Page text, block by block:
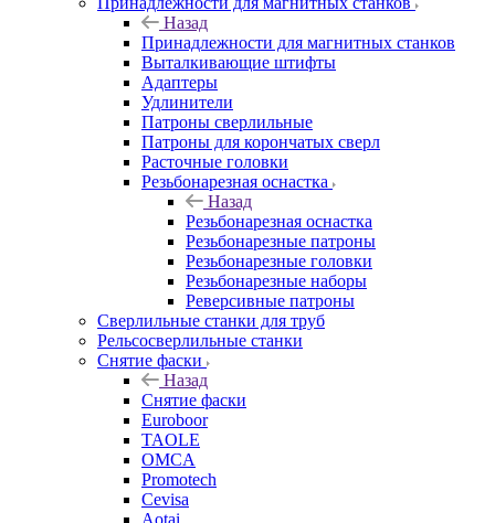
Назад
Принадлежности для магнитных станков
Выталкивающие штифты
Адаптеры
Удлинители
Патроны сверлильные
Патроны для корончатых сверл
Расточные головки
Резьбонарезная оснастка
Назад
Резьбонарезная оснастка
Резьбонарезные патроны
Резьбонарезные головки
Резьбонарезные наборы
Реверсивные патроны
Сверлильные станки для труб
Рельсосверлильные станки
Снятие фаски
Назад
Снятие фаски
Euroboor
TAOLE
OMCA
Promotech
Cevisa
Aotai